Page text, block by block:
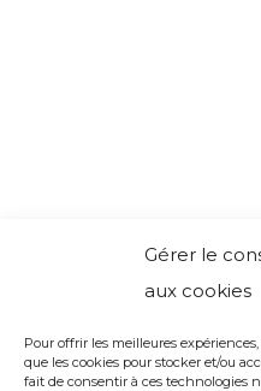
Gérer le
aux cookies
Pour offrir les meilleures
que les cookies pour stocker et/ou
fait de consentir à ces technologies